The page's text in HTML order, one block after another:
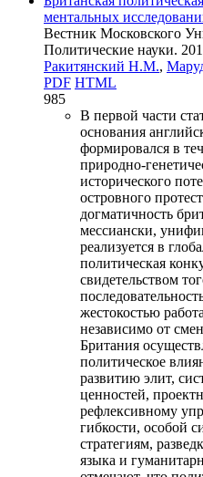
ментальных
Вестник Московского
Политические науки.
Ракитянский Н.М.,
PDF HTML
985
В первой части
основания
формировался в
природно-
исторического
островного
догматичность
мессиански,
реализуется в
политическая
свидетельством
жестокостью
независимо от
Британия
политическое
развитию элит,
ценностей,
рефлексивному
гибкости, особой
стратегиям,
языка и